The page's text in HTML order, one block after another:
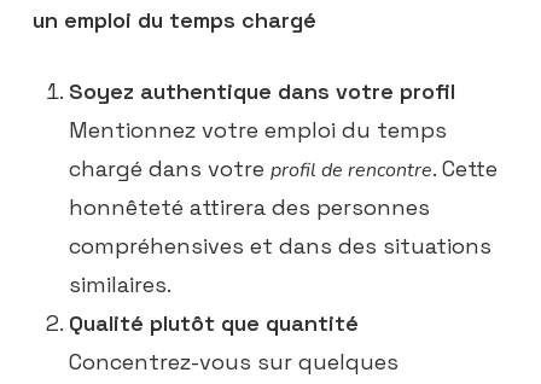
un emploi du temps chargé
Soyez authentique dans votre profil
Mentionnez votre emploi du temps
chargé dans votre profil de rencontre. Cette
honnêteté attirera des personnes
compréhensives et dans des situations
similaires.
Qualité plutôt que quantité
Concentrez-vous sur quelques